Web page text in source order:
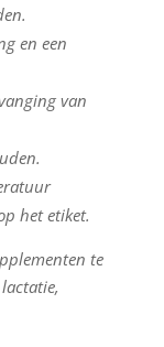
en een
van
het etiket.
te